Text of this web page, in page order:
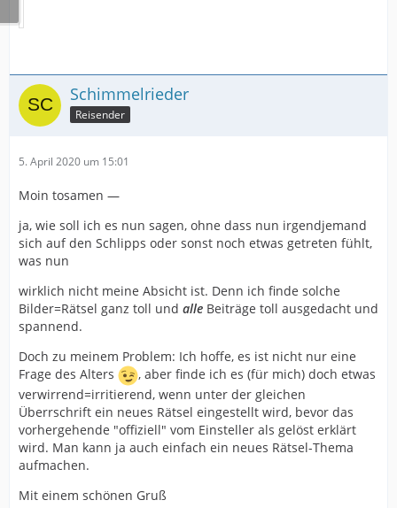
Schimmelrieder
Reisender
5. April 2020 um 15:01
Moin tosamen —
ja, wie soll ich es nun sagen, ohne dass nun irgendjemand
sich auf den Schlipps oder sonst noch etwas getreten fühlt,
was nun
wirklich nicht meine Absicht ist. Denn ich finde solche
Bilder=Rätsel ganz toll und alle Beiträge toll ausgedacht und
spannend.
Doch zu meinem Problem: Ich hoffe, es ist nicht nur eine
Frage des Alters
, aber finde ich es (für mich) doch etwas
verwirrend=irritierend, wenn unter der gleichen
Überrschrift ein neues Rätsel eingestellt wird, bevor das
vorhergehende "offiziell" vom Einsteller als gelöst erklärt
wird. Man kann ja auch einfach ein neues Rätsel-Thema
aufmachen.
Mit einem schönen Gruß